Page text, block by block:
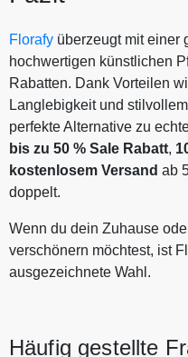
Florafy überzeugt mit einer
hochwertigen künstlichen
Rabatten. Dank Vorteilen
Langlebigkeit und
perfekte Alternative zu
bis zu 50 % Sale Rabatt,
kostenlosem Versand ab
doppelt.
Wenn du dein Zuhause
verschönern möchtest, ist
ausgezeichnete Wahl.
Häufig gestellte